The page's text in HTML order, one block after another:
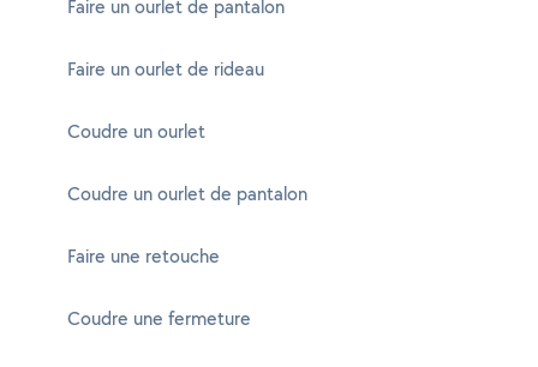
Faire un ourlet de pantalon
Faire un ourlet de rideau
Coudre un ourlet
Coudre un ourlet de pantalon
Faire une retouche
Coudre une fermeture